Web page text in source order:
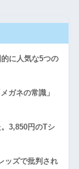
に人気な5つの
ガネの常識」
3,850円のTシ
ッズで批判され